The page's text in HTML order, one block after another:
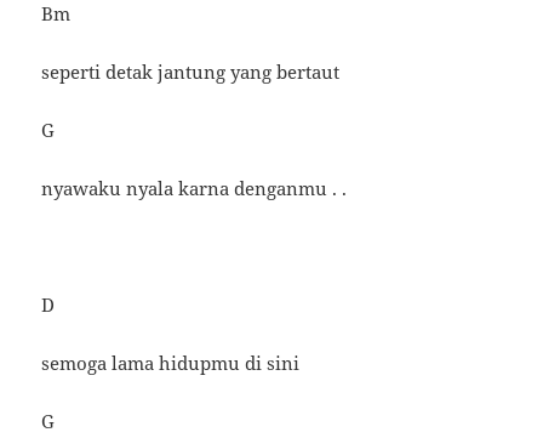
Bm
seperti detak jantung yang bertaut
G
nyawaku nyala karna denganmu . .
D
semoga lama hidupmu di sini
G